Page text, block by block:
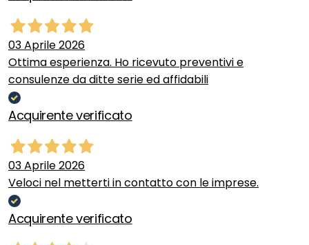
03 Aprile 2026
Ottima esperienza. Ho ricevuto preventivi e
consulenze da ditte serie ed affidabili
Acquirente verificato
03 Aprile 2026
Veloci nel metterti in contatto con le imprese.
Acquirente verificato